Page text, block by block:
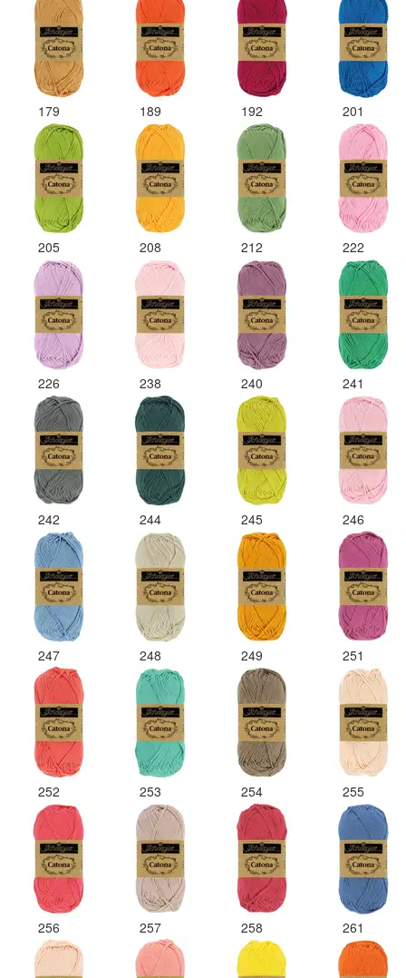
179 189 192 201
205 208 212 222
226 238 240 241
242 244 245 246
247 248 249 251
252 253 254 255
256 257 258 261